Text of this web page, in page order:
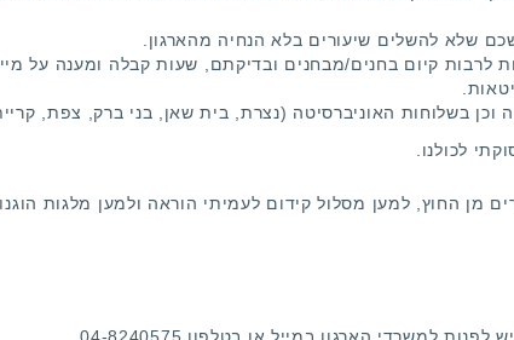
שלא להשלים שיעורים בלא הנחיה מהארגון.
קיום בחנים/מבחנים ובדיקתם, שעות קבלה ומענה על
בשלוחות האוניברסיטה (נצרת, בית שאן, בני ברק, צפת,
לכולנו.
הוראה, למען 12 חודשי שכר בשנה למורים מן החוץ, למען מסלול קידום לעמיתי הוראה